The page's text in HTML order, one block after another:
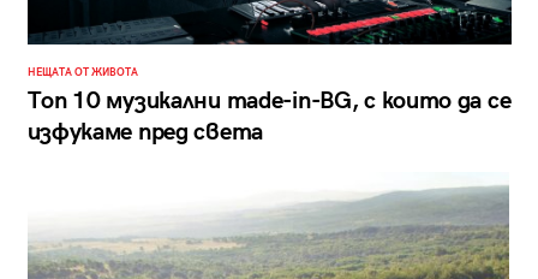
НЕЩАТА ОТ ЖИВОТА
Топ 10 музикални made-in-BG, с които да се
изфукаме пред света